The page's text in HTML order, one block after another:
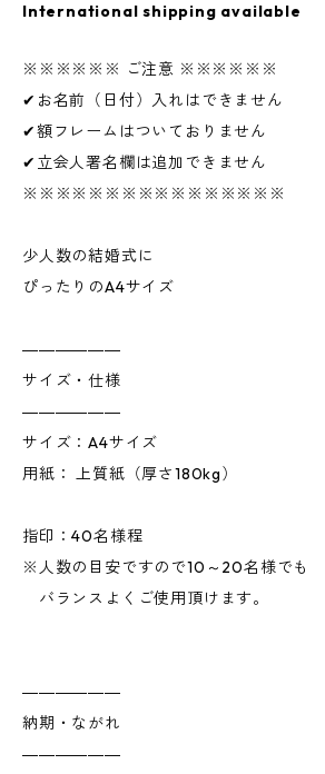
International shipping available
※※※※※※ ご注意 ※※※※※※
✔お名前（日付）入れはできません
✔額フレームはついておりません
✔立会人署名欄は追加できません
※※※※※※※※※※※※※※※※
少人数の結婚式に
ぴったりのA4サイズ
――――――
サイズ・仕様
――――――
サイズ：A4サイズ
用紙： 上質紙（厚さ180kg）
指印：40名様程
※人数の目安ですので10～20名様でも
バランスよくご使用頂けます。
――――――
納期・ながれ
――――――